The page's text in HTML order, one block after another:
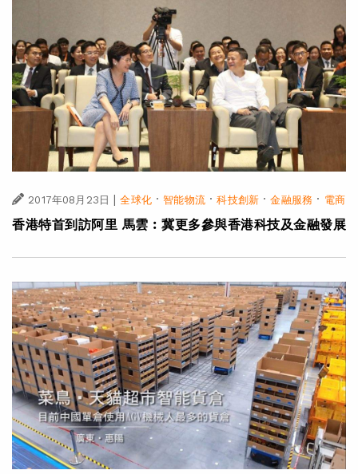
2017年08月23日 | 全球化·智能物流·科技創新 ·金融服務 · 電商
香港特首到訪阿里 馬雲︰冀更多參與香港科技及金融發展